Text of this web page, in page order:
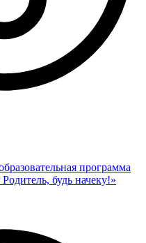
программа
будь начеку!»